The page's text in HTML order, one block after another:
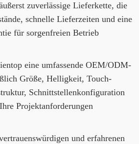
zuverlässige Lieferkette, die
schnelle Lieferzeiten und eine
für sorgenfreien Betrieb
eine umfassende OEM/ODM-
Größe, Helligkeit, Touch-
Schnittstellenkonfiguration
Projektanforderungen
und erfahrenen